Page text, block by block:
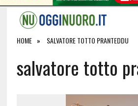
HOME SALVATORE TOTTO PRANTEDDU
salvatore totto